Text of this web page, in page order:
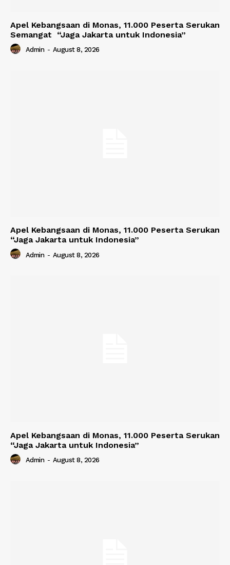
Apel Kebangsaan di Monas, 11.000 Peserta Serukan
Semangat “Jaga Jakarta untuk Indonesia”
Admin - August 8, 2026
Apel Kebangsaan di Monas, 11.000 Peserta Serukan
“Jaga Jakarta untuk Indonesia”
Admin - August 8, 2026
Apel Kebangsaan di Monas, 11.000 Peserta Serukan
“Jaga Jakarta untuk Indonesia”
Admin - August 8, 2026